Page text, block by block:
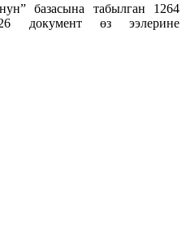
базасына табылган 1264
документ өз ээлерине